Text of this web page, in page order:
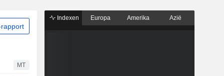
MT
Indexen Europa Amerika Azië